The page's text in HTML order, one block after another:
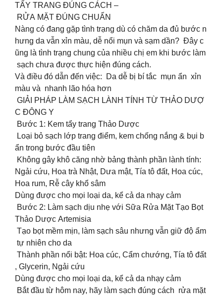
TẨY TRANG ĐÚNG CÁCH –
RỬA MẶT ĐÚNG CHUẨN
Nàng có đang gặp tình trạng dù có chăm da đủ bước n
hưng da vẫn xỉn màu, dễ nổi mụn và sạm dần? Đây c
ũng là tình trạng chung của nhiều chị em khi bước làm
sạch chưa được thực hiện đúng cách.
Và điều đó dẫn đến việc: Da dễ bị bí tắc mụn ẩn xỉn
màu và nhanh lão hóa hơn
GIẢI PHÁP LÀM SẠCH LÀNH TÍNH TỪ THẢO DƯỢ
C ĐÔNG Y
Bước 1: Kem tẩy trang Thảo Dược
Loại bỏ sạch lớp trang điểm, kem chống nắng & bụi b
ẩn trong bước đầu tiên
Không gây khô căng nhờ bảng thành phần lành tính:
Ngải cứu, Hoa trà Nhật, Dưa mật, Tía tô đất, Hoa cúc,
Hoa rum, Rễ cây khổ sâm
Dùng được cho mọi loại da, kể cả da nhạy cảm
Bước 2: Làm sạch dịu nhẹ với Sữa Rửa Mặt Tạo Bọt
Thảo Dược Artemisia
Tạo bọt mềm mịn, làm sạch sâu nhưng vẫn giữ độ ẩm
tự nhiên cho da
Thành phần nổi bật: Hoa cúc, Cẩm chướng, Tía tô đất
, Glycerin, Ngải cứu
Dùng được cho mọi loại da, kể cả da nhạy cảm
Bắt đầu từ hôm nay, hãy làm sạch đúng cách rửa mặt